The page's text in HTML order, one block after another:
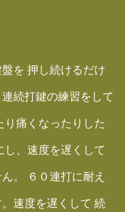
を 押し続けるだけ
続打鍵の練習をして
り痛くなったりした
し、速度を遅くして
。 ６０連打に耐え
速度を遅くして 続